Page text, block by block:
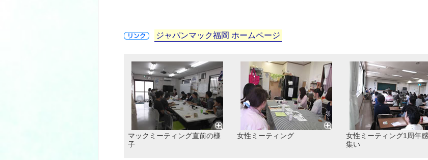
ジャパンマック福岡 ホームページ
マックミーティング直前の様
子
女性ミーティング
女性ミーティング1周年
集い